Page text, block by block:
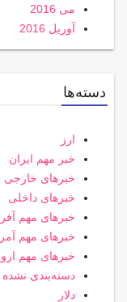
می 2016
آوریل 2016
دسته‌ها
ارز
خبر مهم ایران
خبرهای خارجی
خبرهای داخلی
خبرهای مهم
خبرهای مهم
خبرهای مهم
دسته‌بندی نشده
دلار